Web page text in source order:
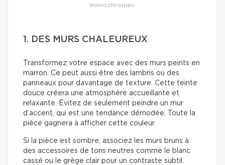
monochromes.
1. DES MURS CHALEUREUX
Transformez votre espace avec des murs peints en
marron. Ce peut aussi être des lambris ou des
panneaux pour davantage de texture. Cette teinte
douce créera une atmosphère accueillante et
relaxante. Évitez de seulement peindre un mur
d’accent, qui est une tendance démodée. Toute la
pièce gagnera à afficher cette couleur.
Si la pièce est sombre, associez les murs bruns à
des accessoires de tons neutres comme le blanc
cassé ou le grège clair pour un contraste subtil.